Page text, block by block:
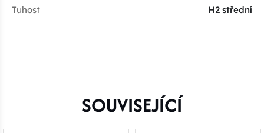
Tuhost H2 střední
SOUVISEJÍCÍ